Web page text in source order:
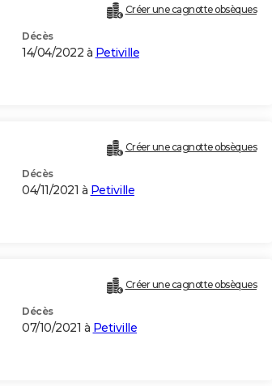
Créer une cagnotte obsèques
Décès
14/04/2022 à Petiville
Créer une cagnotte obsèques
Décès
04/11/2021 à Petiville
Créer une cagnotte obsèques
Décès
07/10/2021 à Petiville